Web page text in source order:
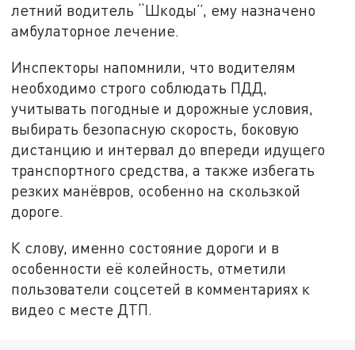
летний водитель “Шкоды”, ему назначено
амбулаторное лечение.
Инспекторы напомнили, что водителям
необходимо строго соблюдать ПДД,
учитывать погодные и дорожные условия,
выбирать безопасную скорость, боковую
дистанцию и интервал до впереди идущего
транспортного средства, а также избегать
резких манёвров, особенно на скользкой
дороге.
К слову, именно состояние дороги и в
особенности её колейность, отметили
пользователи соцсетей в комментариях к
видео с месте ДТП.